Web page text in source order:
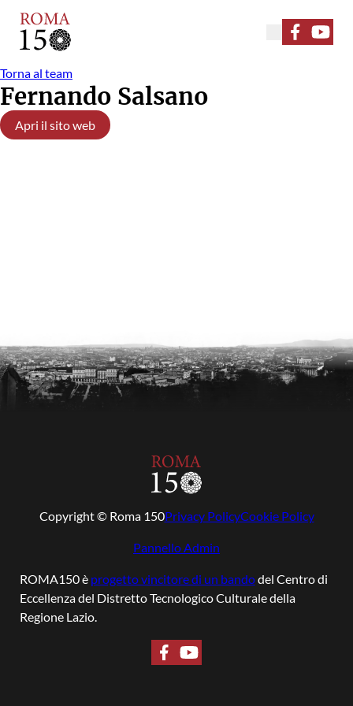
Seguici su
Seguici
Torna al team
Fernando Salsano
Apri il sito web
Copyright © Roma 150Privacy PolicyCookie Policy
Pannello Admin
ROMA150 è progetto vincitore di un bandodel Centro di
Eccellenza del Distretto Tecnologico Culturale della
Regione Lazio.
Seguici su Facebook
Seguici su YouTube